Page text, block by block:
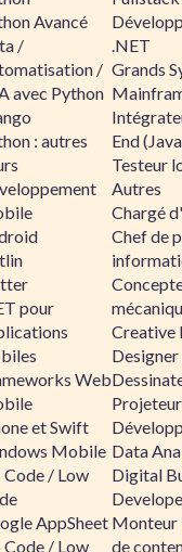
Avancé
/
/
avec Python
: autres
pour
Web
et Swift
Mobile
/ Low
AppSheet
/ Low
.NET
Grands
End
Testeur
Autres
Chargé
Chef de
Creative
Projeteur
Data
Digital
Monteur
de